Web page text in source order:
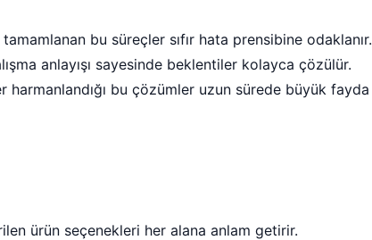
bu süreçler sıfır hata prensibine odaklanır.
anlayışı sayesinde beklentiler kolayca çözülür.
harmanlandığı bu çözümler uzun sürede büyük fayda
ürün seçenekleri her alana anlam getirir.